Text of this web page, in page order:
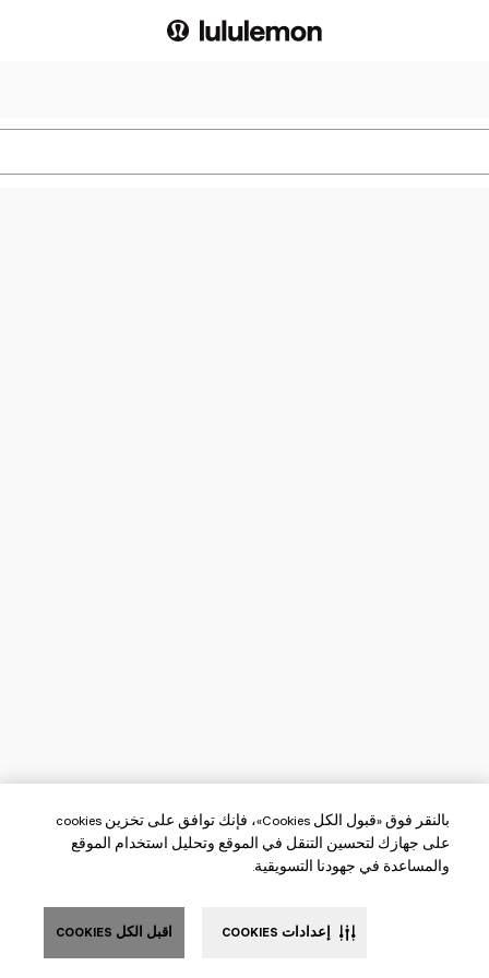
بالنقر فوق «قبول الكل Cookies»، فإنك توافق على تخزين cookies
على جهازك لتحسين التنقل في الموقع وتحليل استخدام الموقع
والمساعدة في جهودنا التسويقية.
اقبل الكل COOKIES إعدادات COOKIES